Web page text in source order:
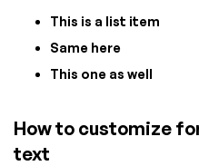
This is a list item
Same here
This one as well
How to customize
text